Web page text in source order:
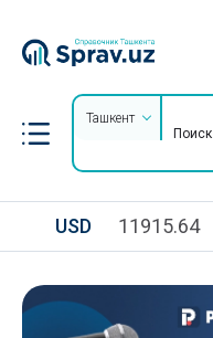
Ташкент
USD 11915.64